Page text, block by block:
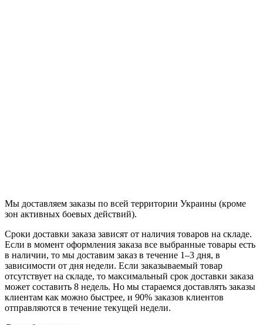
Мы доставляем заказы по всей территории Украины (кроме
зон активных боевых действий).
Сроки доставки заказа зависят от наличия товаров на складе.
Если в момент оформления заказа все выбранные товары есть
в наличии, то мы доставим заказ в течение 1–3 дня, в
зависимости от дня недели. Если заказываемый товар
отсутствует на складе, то максимальный срок доставки заказа
может составить 8 недель. Но мы стараемся доставлять заказы
клиентам как можно быстрее, и 90% заказов клиентов
отправляются в течение текущей недели.